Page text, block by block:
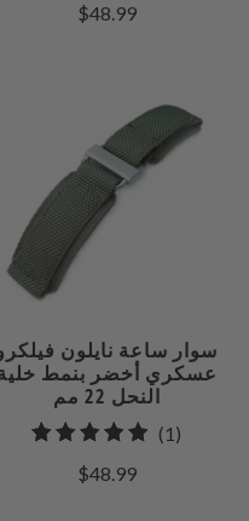
$48.99
سوار ساعة نايلون
عسكري أخضر بنمط
النحل 22 مم
(1)
$48.99